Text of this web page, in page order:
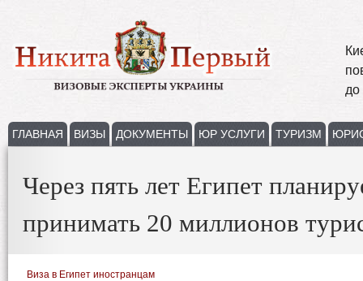
до
ГЛАВНАЯ ВИЗЫ ДОКУМЕНТЫ ЮР УСЛУГИ ТУРИЗМ
Через пять лет Египет
принимать 20 миллионов
Виза в Египет иностранцам